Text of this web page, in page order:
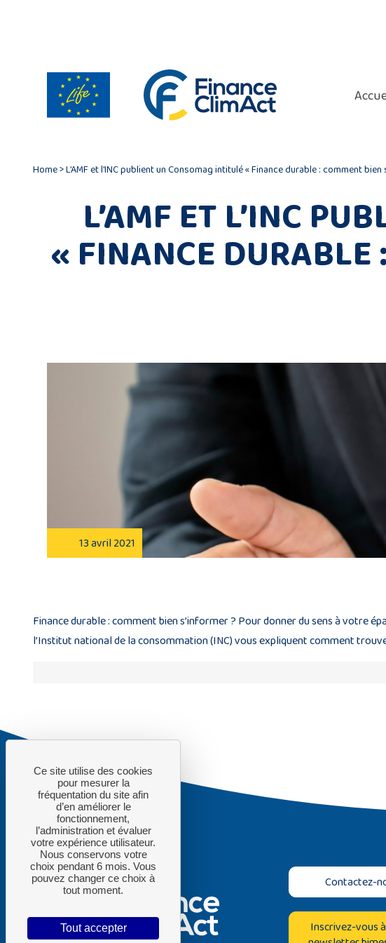
Home>L’AMF et l’INC publient un Consomag intitulé « Finance durable : comment bien
L’AMF ET L’INC
« FINANCE DURABLE
13 avril 2021
Finance durable : comment bien s’informer ? Pour donner du sens à votre
l’Institut national de la consommation (INC) vous expliquent comment
Contactez-
Inscrivez-vous
Ce site utilise des cookies
pour mesurer la
fréquentation du site afin
d’en améliorer le
fonctionnement,
l’administration et évaluer
votre expérience utilisateur.
Nous conservons votre
choix pendant 6 mois. Vous
pouvez changer ce choix à
tout moment.
Tout accepter